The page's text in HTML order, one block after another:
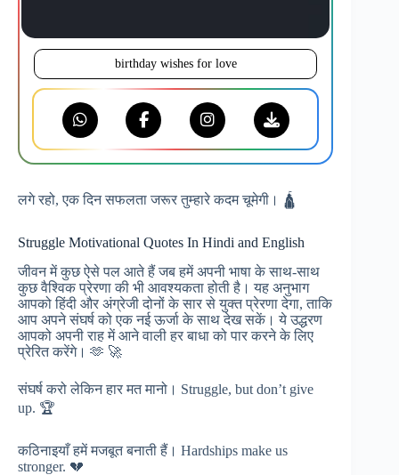
birthday wishes for love
लगे रहो, एक दिन सफलता जरूर तुम्हारे कदम चूमेगी। 🛕
Struggle Motivational Quotes In Hindi and English
जीवन में कुछ ऐसे पल आते हैं जब हमें अपनी भाषा के साथ-साथ
कुछ वैश्विक प्रेरणा की भी आवश्यकता होती है। यह अनुभाग
आपको हिंदी और अंग्रेजी दोनों के सार से युक्त प्रेरणा देगा, ताकि
आप अपने संघर्ष को एक नई ऊर्जा के साथ देख सकें। ये उद्धरण
आपको अपनी राह में आने वाली हर बाधा को पार करने के लिए
प्रेरित करेंगे। 🫶 🚀
संघर्ष करो लेकिन हार मत मानो। Struggle, but don’t give
up. 🏆
कठिनाइयाँ हमें मजबूत बनाती हैं। Hardships make us
stronger. 💔